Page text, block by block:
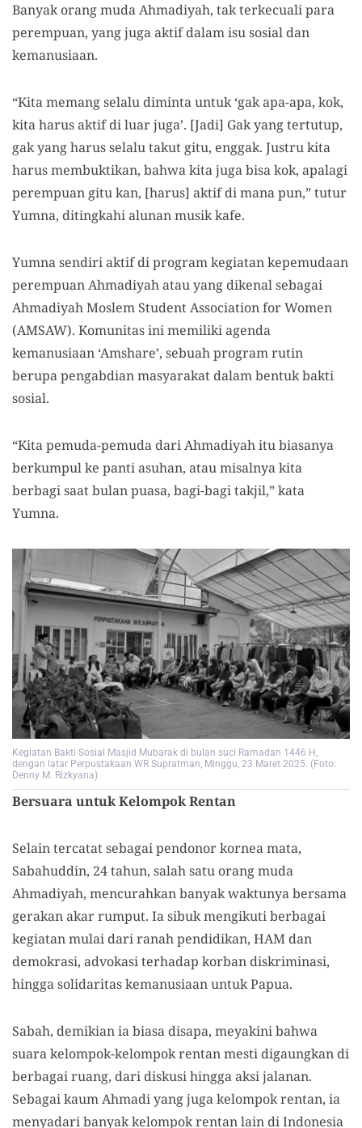
Banyak orang muda Ahmadiyah, tak terkecuali para
perempuan, yang juga aktif dalam isu sosial dan
kemanusiaan.
“Kita memang selalu diminta untuk ‘gak apa-apa, kok,
kita harus aktif di luar juga’. [Jadi] Gak yang tertutup,
gak yang harus selalu takut gitu, enggak. Justru kita
harus membuktikan, bahwa kita juga bisa kok, apalagi
perempuan gitu kan, [harus] aktif di mana pun,” tutur
Yumna, ditingkahi alunan musik kafe.
Yumna sendiri aktif di program kegiatan kepemudaan
perempuan Ahmadiyah atau yang dikenal sebagai
Ahmadiyah Moslem Student Association for Women
(AMSAW). Komunitas ini memiliki agenda
kemanusiaan ‘Amshare’, sebuah program rutin
berupa pengabdian masyarakat dalam bentuk bakti
sosial.
“Kita pemuda-pemuda dari Ahmadiyah itu biasanya
berkumpul ke panti asuhan, atau misalnya kita
berbagi saat bulan puasa, bagi-bagi takjil,” kata
Yumna.
Kegiatan Bakti Sosial Masjid Mubarak di bulan suci Ramadan 1446 H,
dengan latar Perpustakaan WR Supratman, Minggu, 23 Maret 2025. (Foto:
Denny M. Rizkyana)
Bersuara untuk Kelompok Rentan
Selain tercatat sebagai pendonor kornea mata,
Sabahuddin, 24 tahun, salah satu orang muda
Ahmadiyah, mencurahkan banyak waktunya bersama
gerakan akar rumput. Ia sibuk mengikuti berbagai
kegiatan mulai dari ranah pendidikan, HAM dan
demokrasi, advokasi terhadap korban diskriminasi,
hingga solidaritas kemanusiaan untuk Papua.
Sabah, demikian ia biasa disapa, meyakini bahwa
suara kelompok-kelompok rentan mesti digaungkan di
berbagai ruang, dari diskusi hingga aksi jalanan.
Sebagai kaum Ahmadi yang juga kelompok rentan, ia
menyadari banyak kelompok rentan lain di Indonesia